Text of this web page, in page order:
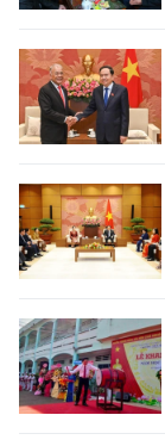
Media Môi
Ảnh
Infographic
TIN MỚI
TIN ĐỊA
Trung du và